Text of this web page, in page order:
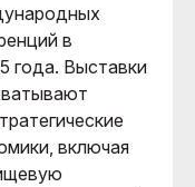
в
года. Выставки
включая